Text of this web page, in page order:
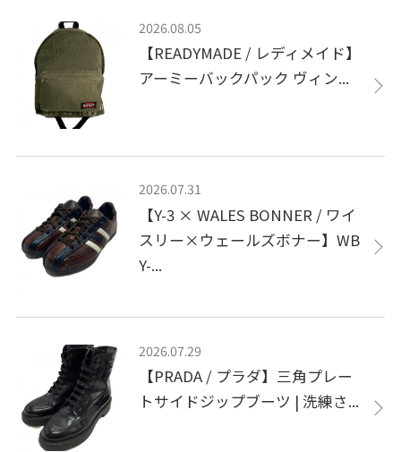
2026.08.05
【READYMADE / レディメイド】
アーミーバックパック ヴィン...
2026.07.31
【Y-3 × WALES BONNER / ワイ
スリー×ウェールズボナー】WB
Y-...
2026.07.29
【PRADA / プラダ】三角プレー
トサイドジップブーツ | 洗練さ...